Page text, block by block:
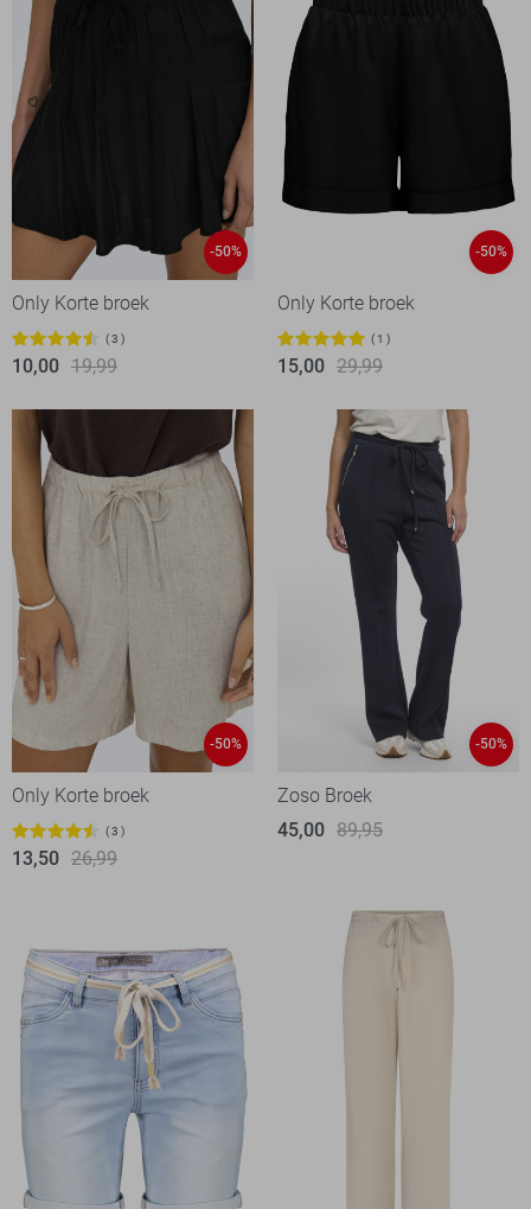
-50%
Only Korte broek
3
10,00 19,99
-50%
Only Korte broek
1
15,00 29,99
-50%
Only Korte broek
3
13,50 26,99
-50%
Zoso Broek
45,00 89,95